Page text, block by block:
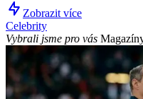
Zobrazit více
Celebrity
Vybrali jsme pro vás